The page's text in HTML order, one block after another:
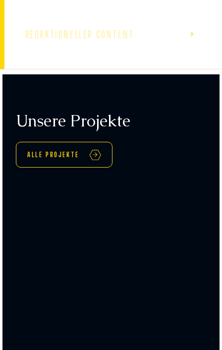
REDAKTIONELLER CONTENT
Unsere Projekte
ALLE PROJEKTE